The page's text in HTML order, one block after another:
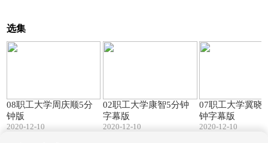
选集
08职工大学周庆顺5分
钟版
2020-12-10
02职工大学康智5分钟
字幕版
2020-12-10
07职工大学冀晓
钟字幕版
2020-12-10